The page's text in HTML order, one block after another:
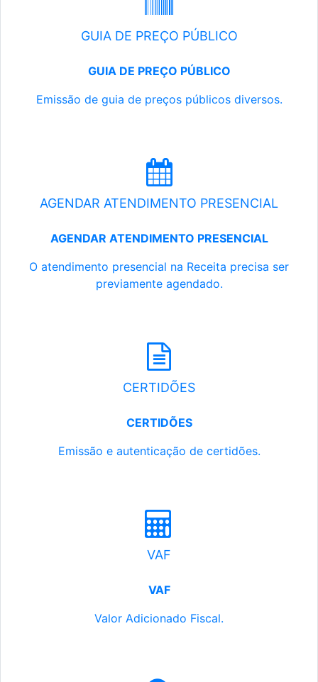
GUIA DE PREÇO PÚBLICO
GUIA DE PREÇO PÚBLICO
Emissão de guia de preços públicos diversos.
AGENDAR ATENDIMENTO PRESENCIAL
AGENDAR ATENDIMENTO PRESENCIAL
O atendimento presencial na Receita precisa ser
previamente agendado.
CERTIDÕES
CERTIDÕES
Emissão e autenticação de certidões.
VAF
VAF
Valor Adicionado Fiscal.